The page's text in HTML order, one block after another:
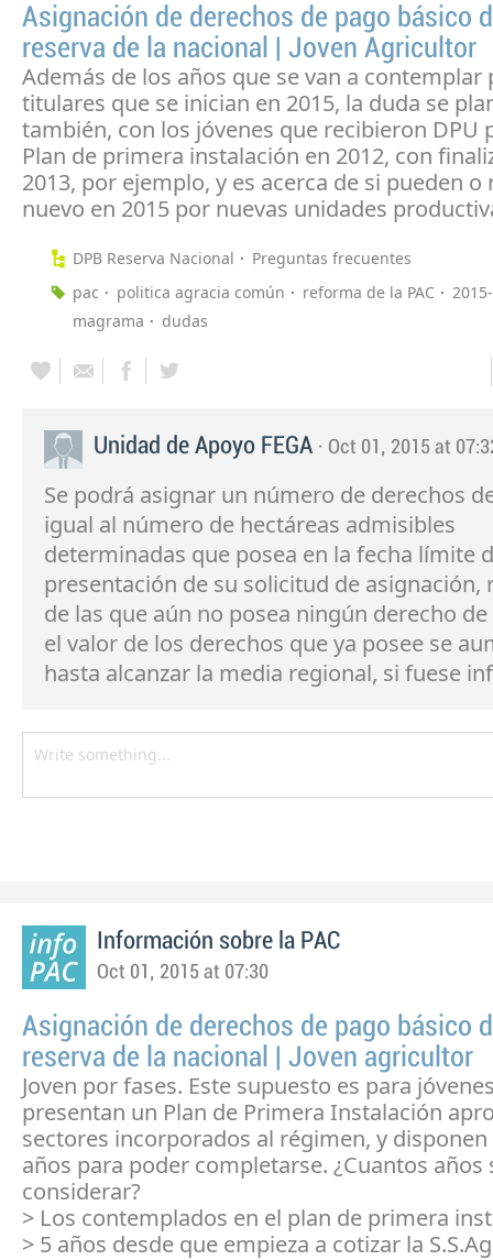
Asignación de derechos de pago básico
reserva de la nacional | Joven Agricultor
Además de los años que se van a contemplar
titulares que se inician en 2015, la duda se
también, con los jóvenes que recibieron DPU
Plan de primera instalación en 2012, con
2013, por ejemplo, y es acerca de si pueden o
nuevo en 2015 por nuevas unidades
DPB Reserva Nacional
Preguntas frecuentes
pac
politica agracia común reforma de la PAC
magrama
dudas
Unidad de Apoyo FEGA · Oct 01, 2015 at
Se podrá asignar un número de derechos
igual al número de hectáreas admisibles
determinadas que posea en la fecha límite
presentación de su solicitud de asignación,
de las que aún no posea ningún derecho de
el valor de los derechos que ya posee se
hasta alcanzar la media regional, si fuese
Información sobre la PAC
Oct 01, 2015 at 07:30
Asignación de derechos de pago básico
reserva de la nacional | Joven agricultor
Joven por fases. Este supuesto es para
presentan un Plan de Primera Instalación
sectores incorporados al régimen, y
años para poder completarse. ¿Cuantos años
considerar?
> Los contemplados en el plan de primera
> 5 años desde que empieza a cotizar la